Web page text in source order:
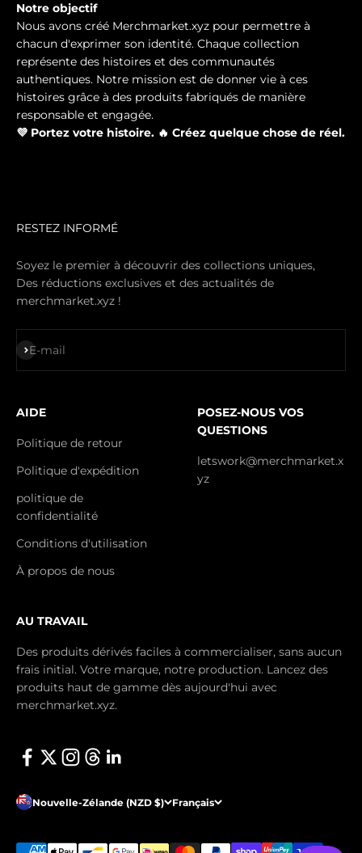
Notre objectif
Nous avons créé Merchmarket.xyz pour permettre à
chacun d'exprimer son identité. Chaque collection
représente des histoires et des communautés
authentiques. Notre mission est de donner vie à ces
histoires grâce à des produits fabriqués de manière
responsable et engagée.
💜 Portez votre histoire. 🔥 Créez quelque chose de réel.
RESTEZ INFORMÉ
Soyez le premier à découvrir des collections uniques,
Des réductions exclusives et des actualités de
merchmarket.xyz !
E-mail
S'inscrire
AIDE
Politique de retour
Politique d'expédition
politique de
confidentialité
Conditions d'utilisation
À propos de nous
POSEZ-NOUS VOS
QUESTIONS
letswork@merchmarket.x
yz
AU TRAVAIL
Des produits dérivés faciles à commercialiser, sans aucun
frais initial. Votre marque, notre production. Lancez des
produits haut de gamme dès aujourd'hui avec
merchmarket.xyz.
Nouvelle-Zélande (NZD $) Français